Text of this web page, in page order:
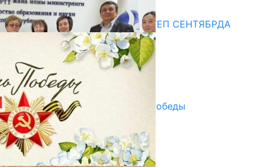
Медиа
СУЗАКТА 750 ОРУНДУУ МЕКТЕП СЕНТЯБРДА
ПАЙДАЛАНУУГА БЕРИЛЕТ
07.08.2025
Улуу Жеңиштин жандуу сөзү
29.04.2025
Награды в преддверии Дня Победы
29.04.2025